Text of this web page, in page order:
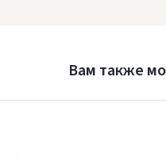
Вам также
Dar neturite